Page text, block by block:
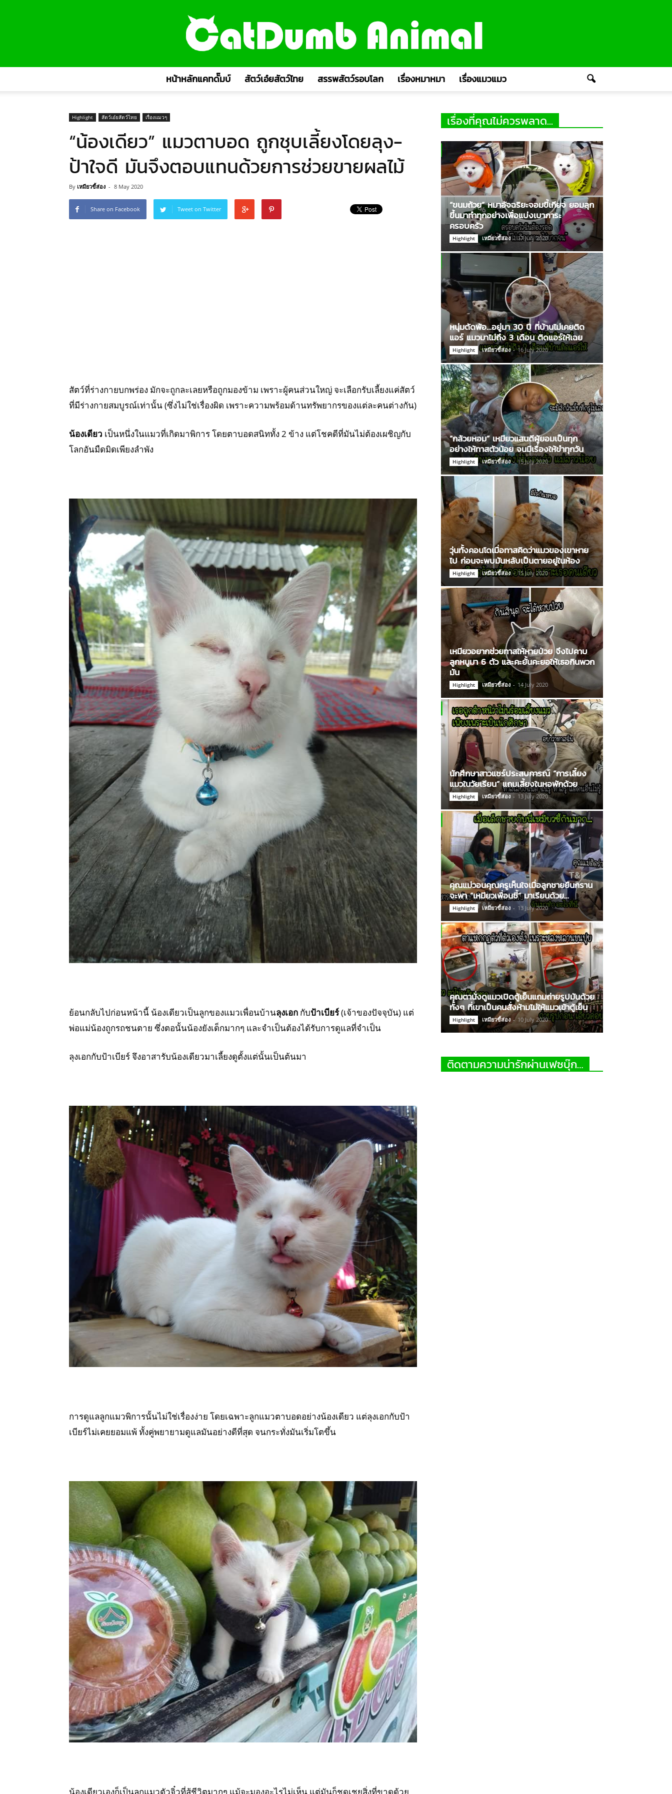
หน้าหลักแคทดั๊มบ์ สัตว์เอ๋ยสัตว์ไทย สรรพสัตว์รอบโลก เรื่องหมาหมา เรื่องแมวแมว
Highlight สัตว์เอ๋ยสัตว์ไทย เรื่องแมวๆ
“น้องเดียว” แมวตาบอด ถูกชุบเลี้ยงโดยลุง-
ป้าใจดี มันจึงตอบแทนด้วยการช่วยขายผลไม้
By เหมียวขี้ส่อง - 8 May 2020
Share on Facebook Tweet on Twitter
สัตว์ที่ร่างกายบกพร่อง มักจะถูกละเลยหรือถูกมองข้าม เพราะผู้คนส่วนใหญ่ จะเลือกรับเลี้ยงแค่สัตว์
ที่มีร่างกายสมบูรณ์เท่านั้น (ซึ่งไม่ใช่เรื่องผิด เพราะความพร้อมด้านทรัพยากรของแต่ละคนต่างกัน)
น้องเดียว เป็นหนึ่งในแมวที่เกิดมาพิการ โดยตาบอดสนิททั้ง 2 ข้าง แต่โชคดีที่มันไม่ต้องเผชิญกับ
โลกอันมืดมิดเพียงลำพัง
ย้อนกลับไปก่อนหน้านี้ น้องเดียวเป็นลูกของแมวเพื่อนบ้านลุงเอก กับป้าเบียร์(เจ้าของปัจจุบัน) แต่
พ่อแม่น้องถูกรถชนตาย ซึ่งตอนั้นน้องยังเด็กมากๆ และจำเป็นต้องได้รับการดูแลที่จำเป็น
ลุงเอกกับป้าเบียร์ จึงอาสารับน้องเดียวมาเลี้ยงดูตั้งแต่นั้นเป็นต้นมา
การดูแลลูกแมวพิการนั้นไม่ใช่เรื่องง่าย โดยเฉพาะลูกแมวตาบอดอย่างน้องเดียว แต่ลุงเอกกับป้า
เบียร์ไม่เคยยอมแพ้ ทั้งคู่พยายามดูแลมันอย่างดีที่สุด จนกระทั่งมันเริ่มโตขึ้น
เรื่องที่คุณไม่ควรพลาด...
“ขนมถ้วย” หมาอัจฉริยะจอมขี้เกียจ ยอมลุก
ขึ้นมาทำทุกอย่างเพื่อแบ่งเบาภาระ
ครอบครัว
Highlight เหมียวขี้ส่อง - 17 July 2020
หนุ่มตัดพ้อ…อยู่มา 30 ปี ที่บ้านไม่เคยติด
แอร์ แมวมาไม่ถึง 3 เดือน ติดแอร์ให้เฉย
Highlight เหมียวขี้ส่อง - 16 July 2020
“กล้วยหอม” เหมียวแสนดีผู้ยอมเป็นทุก
อย่างให้ทาสตัวน้อย จนมีเรื่องให้ขำทุกวัน
Highlight เหมียวขี้ส่อง - 15 July 2020
วุ่นทั้งคอนโดเมื่อทาสคิดว่าแมวของเขาหาย
ไป ก่อนจะพบมันหลับเป็นตายอยู่ในห้อง
Highlight เหมียวขี้ส่อง - 15 July 2020
เหมียวอยากช่วยทาสให้หายป่วย จึงไปคาบ
ลูกหนูมา 6 ตัว และคะยั้นคะยอให้เธอกินพวก
มัน
Highlight เหมียวขี้ส่อง - 14 July 2020
นักศึกษาสาวแชร์ประสบการณ์ “การเลี้ยง
แมวในวัยเรียน” แถมเลี้ยงในหอพักด้วย
Highlight เหมียวขี้ส่อง - 13 July 2020
คุณแม่วอนคุณครูเห็นใจเมื่อลูกชายยืนกราน
จะพา “เหมียวเพื่อนซี้” มาเรียนด้วย…
Highlight เหมียวขี้ส่อง - 13 July 2020
คุณตานั่งดูแมวเปิดตู้เย็นแถมถ่ายรูปมันด้วย
ทั้งๆ ที่เขาเป็นคนสั่งห้ามไม่ให้แมวเข้าตู้เย็น
Highlight เหมียวขี้ส่อง - 10 July 2020
ติดตามความน่ารักผ่านเฟซบุ๊ก…